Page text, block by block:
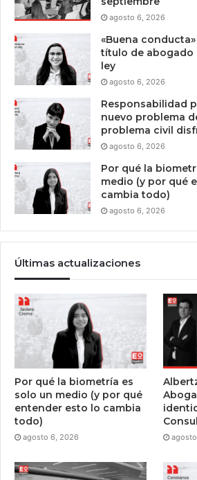
agosto 6, 2026
«Buena
título de abogado
ley
agosto 6, 2026
Responsabilidad
nuevo problema
problema civil
agosto 6, 2026
Por qué la
medio (y por qué
cambia todo)
agosto 6, 2026
Últimas actualizaciones
Por qué la biometría es
solo un medio (y por qué
entender esto lo cambia
todo)
agosto 6, 2026